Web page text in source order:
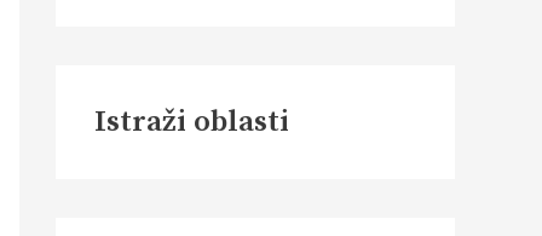
Istraži oblasti